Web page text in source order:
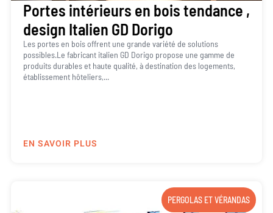
Portes intérieurs en bois tendance ,
design Italien GD Dorigo
Les portes en bois offrent une grande variété de solutions
possibles.Le fabricant italien GD Dorigo propose une gamme de
produits durables et haute qualité, à destination des logements,
établissement hôteliers,...
EN SAVOIR PLUS
PERGOLAS ET VÉRANDAS